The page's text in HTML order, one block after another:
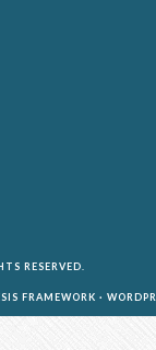
RESERVED.
FRAMEWORK ·